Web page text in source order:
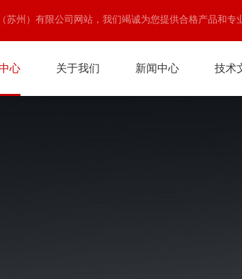
苏州）有限公司网站，我们竭诚为您提供合格产品和专
心 关于我们 新闻中心 技术